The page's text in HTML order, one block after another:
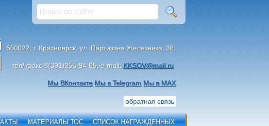
660022, г. Красноярск, ул. Партизана Железняка, 36,
тел/ факс 8(391)255-94-05, e-mail: KKSOV@mail.ru
Мы ВКонтакте Мы в Telegram Мы в МАХ
обратная связь
МАТЕРИАЛЫ ТОС СПИСОК НАГРАЖДЕННЫХ